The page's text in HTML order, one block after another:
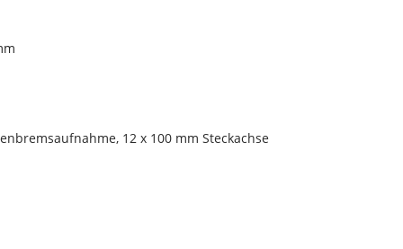
12 x 100 mm Steckachse